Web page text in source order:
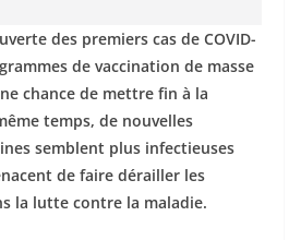
des premiers cas de COVID-
de vaccination de masse
chance de mettre fin à la
temps, de nouvelles
semblent plus infectieuses
de faire dérailler les
la lutte contre la maladie.